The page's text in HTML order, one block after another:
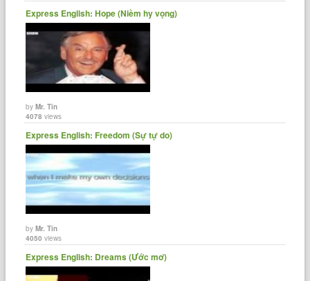
Express English: Hope (Niềm hy vọng)
byMr. Tin
4078 views
Express English: Freedom (Sự tự do)
byMr. Tin
4050 views
Express English: Dreams (Ước mơ)